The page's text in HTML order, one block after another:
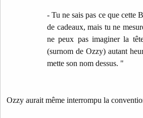
- Tu ne sais pas ce que cette
de cadeaux, mais tu ne
ne peux pas imaginer la
(surnom de Ozzy) autant
mette son nom dessus. "
Ozzy aurait même interrompu la